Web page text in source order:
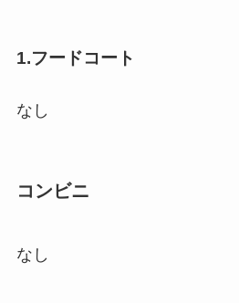
1.フードコート
なし
コンビニ
なし